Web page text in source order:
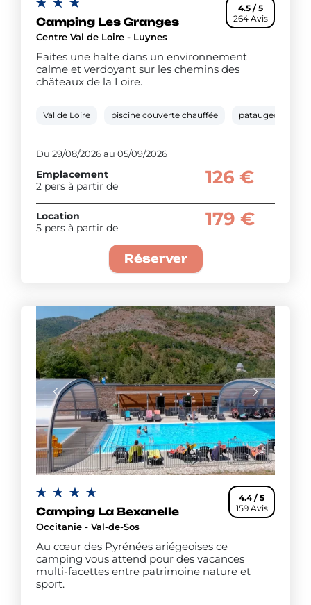
4.5 / 5
264 Avis
Camping Les Granges
Centre Val de Loire - Luynes
Faites une halte dans un environnement
calme et verdoyant sur les chemins des
châteaux de la Loire.
Val de Loire piscine couverte chauffée pataugeoire
Du 29/08/2026 au 05/09/2026
Emplacement
2 pers à partir de
126 €
Location
5 pers à partir de
179 €
Réserver
4.4 / 5
159 Avis
Camping La Bexanelle
Occitanie - Val-de-Sos
Au cœur des Pyrénées ariégeoises ce
camping vous attend pour des vacances
multi-facettes entre patrimoine nature et
sport.